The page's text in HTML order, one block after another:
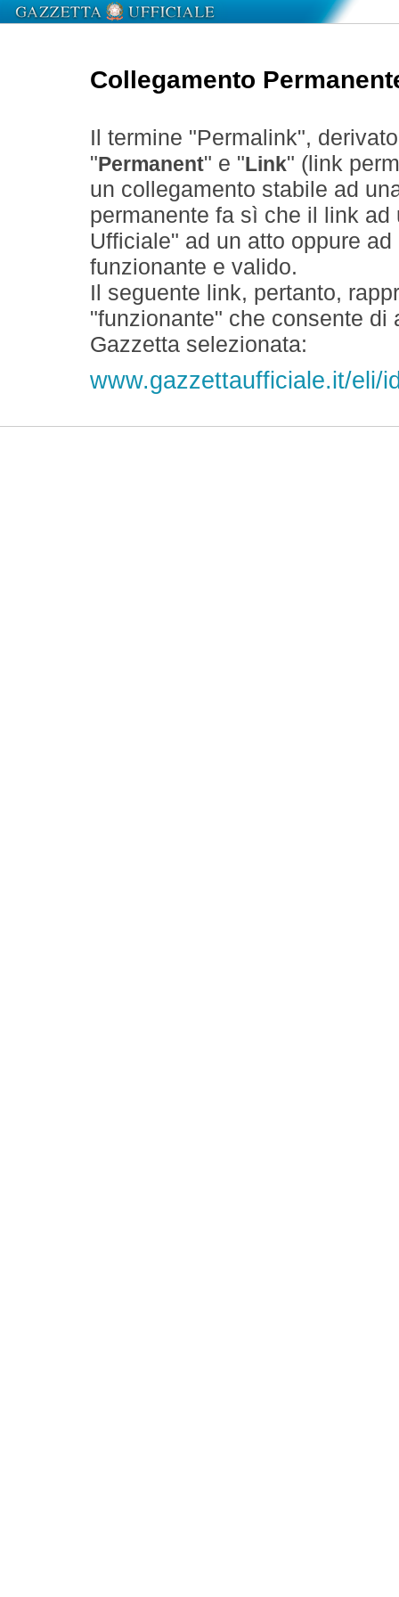
Collegamento
Il termine "Permalink",
" Permanent" e " Link" (link
un collegamento stabile ad
permanente fa sì che il link
Ufficiale" ad un atto oppure
funzionante e valido.
Il seguente link, pertanto,
"funzionante" che consente
Gazzetta selezionata:
www.gazzettaufficiale.it/eli/